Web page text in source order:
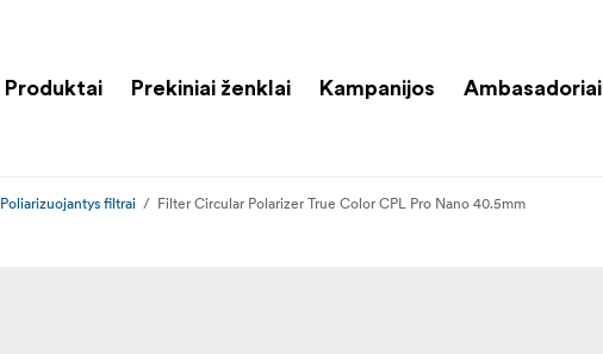
Produktai Prekiniai ženklai Kampanijos Ambasadoriai
Poliarizuojantys filtrai Filter Circular Polarizer True Color CPL Pro Nano 40.5mm